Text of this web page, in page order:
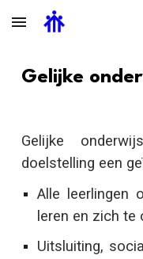
Skip to main content
Gelijke
Gelijke
doelstelling een
Alle leerlingen
leren en zich te
Uitsluiting,